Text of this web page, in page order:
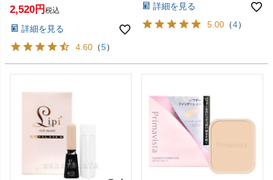
2,520 税込
詳細を見る
4.60 （5）
詳細を見る
5.00 （4）